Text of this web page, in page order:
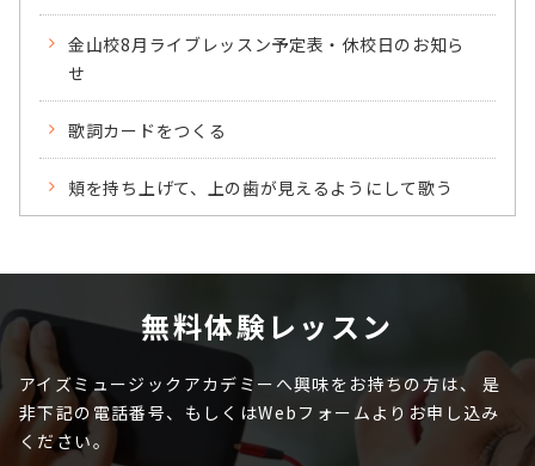
金山校8月ライブレッスン予定表・休校日のお知ら
せ
歌詞カードをつくる
頬を持ち上げて、上の歯が見えるようにして歌う
無料体験レッスン
アイズミュージックアカデミーへ興味をお持ちの方は、
是
非下記の電話番号、もしくはWebフォームよりお申し込み
ください。